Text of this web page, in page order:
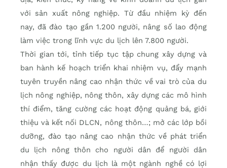
với sản xuất nông nghiệp. Từ đầu nhiệm kỳ đến
nay, đã đào tạo gần 1.200 người, nâng số lao động
làm việc trong lĩnh vực du lịch lên 7.800 người.
Thời gian tới, tỉnh tiếp tục tập chung xây dựng và
ban hành kế hoạch triển khai nhiệm vụ, đẩy mạnh
tuyên truyền nâng cao nhận thức về vai trò của du
lịch nông nghiệp, nông thôn, xây dựng các mô hình
thí điểm, tăng cường các hoạt động quảng bá, giới
thiệu và kết nối DLCN, nông thôn…; mở các lớp bồi
dưỡng, đào tạo nâng cao nhận thức về phát triển
du lịch nông thôn cho người dân để người dân
nhận thấy được du lịch là một ngành nghề có lợi